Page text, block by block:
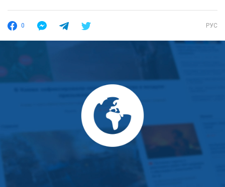
0 РУС